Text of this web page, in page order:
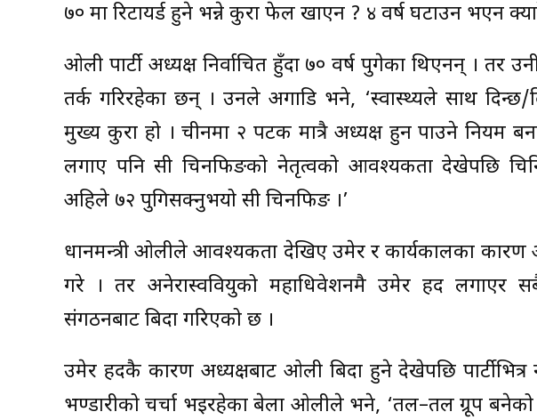
७० मा रिटायर्ड हुने भन्ने कुरा फेल खाएन ? ४ वर्ष घटाउन भएन
ओली पार्टी अध्यक्ष निर्वाचित हुँदा ७० वर्ष पुगेका थिएनन् । तर
तर्क गरिरहेका छन् । उनले अगाडि भने, ‘स्वास्थ्यले साथ दिन्छ/
मुख्य कुरा हो । चीनमा २ पटक मात्रै अध्यक्ष हुन पाउने नियम
लगाए पनि सी चिनफिङको नेतृत्वको आवश्यकता देखेपछि
अहिले ७२ पुगिसक्नुभयो सी चिनफिङ ।’
प्रधानमन्त्री ओलीले आवश्यकता देखिए उमेर र कार्यकालका कारण
गरे । तर अनेरास्ववियुको महाधिवेशनमै उमेर हद लगाएर
संगठनबाट बिदा गरिएको छ ।
उमेर हदकै कारण अध्यक्षबाट ओली बिदा हुने देखेपछि पार्टीभित्र
भण्डारीको चर्चा भइरहेका बेला ओलीले भने, ‘तल–तल ग्रूप बनेको